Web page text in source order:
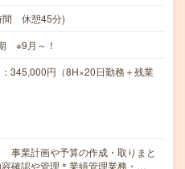
間 休憩45分)
※9月～！
345,000円（8H×20日勤務＋残業
事業計画や予算の作成・取りまと
確認や管理＊業績管理業務・…